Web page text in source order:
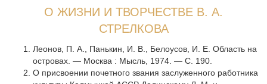
О ЖИЗНИ И ТВОРЧЕСТВЕ В. А.
СТРЕЛКОВА
Леонов, П. А., Панькин, И. В., Белоусов, И. Е. Область на
островах. — Москва : Мысль, 1974. — С. 190.
О присвоении почетного звания заслуженного работника